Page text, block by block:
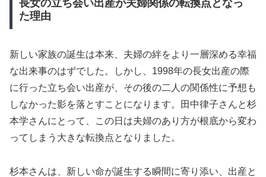
長女の立ち会い出産が夫婦関係の転換点となっ
た理由
新しい家族の誕生は本来、夫婦の絆をより一層深める幸福
な出来事のはずでした。しかし、1998年の長女出産の際
に行った立ち会い出産が、その後の二人の関係性に予想も
しなかった影を落とすことになります。田中律子さんと杉
本学さんにとって、この日は夫婦のあり方が根底から変わ
ってしまう大きな転換点となりました。
杉本さんは、新しい命が誕生する瞬間に寄り添い、出産と